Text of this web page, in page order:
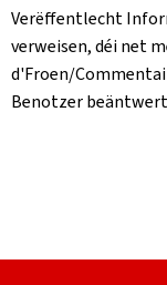
Verëffentlecht
verweisen, déi net
d'Froen/
Benotzer